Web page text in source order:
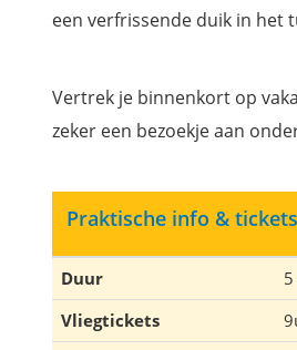
een verfrissende duik in het
Vertrek je binnenkort op
zeker een bezoekje aan
Praktische info &
Duur
Vliegtickets